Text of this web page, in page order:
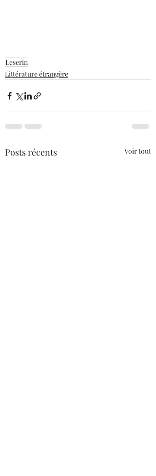
Leserin
Littérature étrangère
Posts récents Voir tout